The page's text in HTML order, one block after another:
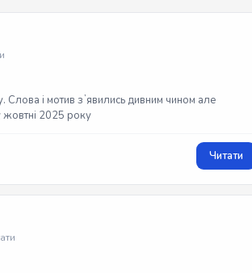
Слова і мотив зʼявились дивним чином але
жовтні 2025 року
Читати